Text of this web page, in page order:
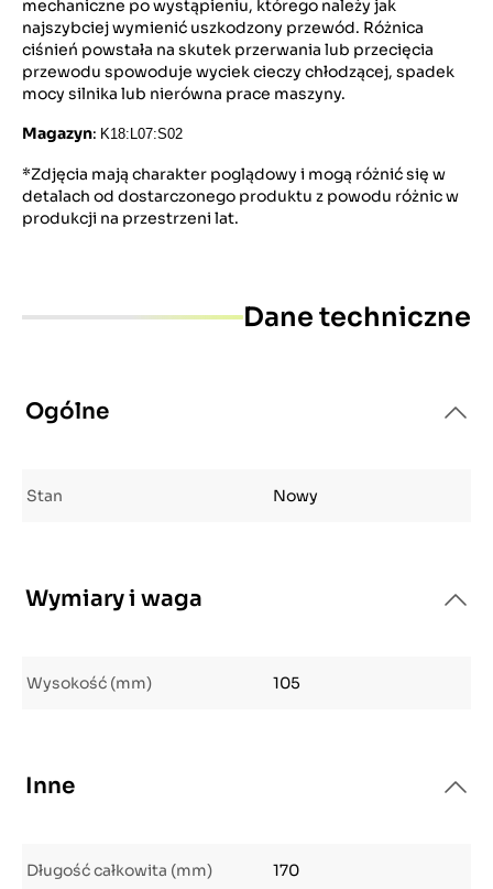
mechaniczne po wystąpieniu, którego należy jak
najszybciej wymienić uszkodzony przewód. Różnica
ciśnień powstała na skutek przerwania lub przecięcia
przewodu spowoduje wyciek cieczy chłodzącej, spadek
mocy silnika lub nierówna prace maszyny.
Magazyn: K18:L07:S02
*Zdjęcia mają charakter poglądowy i mogą różnić się w
detalach od dostarczonego produktu z powodu różnic w
produkcji na przestrzeni lat.
Dane techniczne
Ogólne
Stan Nowy
Wymiary i waga
Wysokość (mm) 105
Inne
Długość całkowita (mm) 170